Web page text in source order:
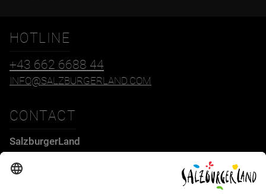
HOTLINE
+43 662 6688 44
INFO@SALZBURGERLAND.COM
CONTACT
SalzburgerLand